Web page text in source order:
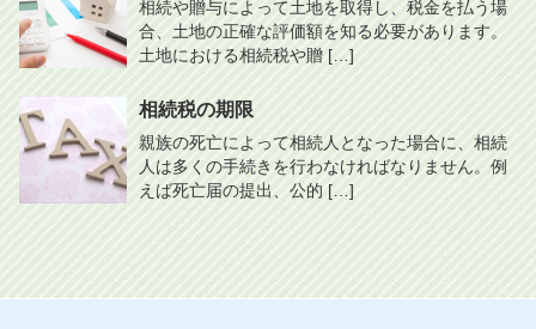
相続や贈与によって土地を取得し、税金を払う場
合、土地の正確な評価額を知る必要があります。
土地における相続税や贈 […]
相続税の期限
親族の死亡によって相続人となった場合に、相続
人は多くの手続きを行わなければなりません。例
えば死亡届の提出、公的 […]